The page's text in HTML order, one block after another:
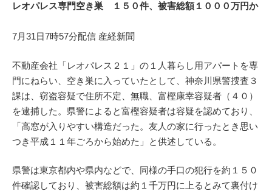
レオパレス専門空き巣 １５０件、被害総額１０００万円か
7月31日7時57分配信 産経新聞
不動産会社「レオパレス２１」の１人暮らし用アパートを専
門にねらい、空き巣に入っていたとして、神奈川県警捜査３
課は、窃盗容疑で住所不定、無職、富樫康幸容疑者（４０）
を逮捕した。県警によると富樫容疑者は容疑を認めており、
「高窓が入りやすい構造だった。友人の家に行ったとき思い
つき平成１１年ごろから始めた」と供述している。
県警は東京都内や県内などで、同様の手口の犯行を約１５０
件確認しており、被害総額は約１千万円に上るとみて裏付け